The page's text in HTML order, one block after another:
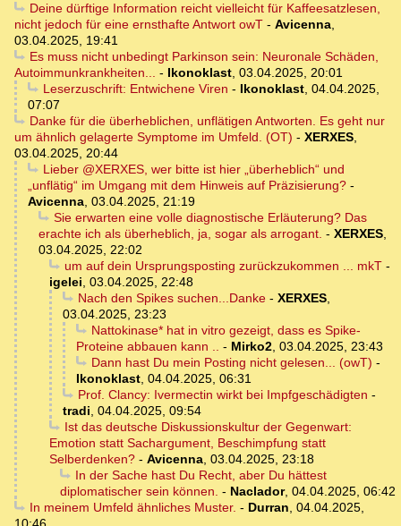
Deine dürftige Information reicht vielleicht für Kaffeesatzlesen,
nicht jedoch für eine ernsthafte Antwort owT - Avicenna,
03.04.2025, 19:41
Es muss nicht unbedingt Parkinson sein: Neuronale Schäden,
Autoimmunkrankheiten... - Ikonoklast, 03.04.2025, 20:01
Leserzuschrift: Entwichene Viren - Ikonoklast, 04.04.2025,
07:07
Danke für die überheblichen, unflätigen Antworten. Es geht nur
um ähnlich gelagerte Symptome im Umfeld. (OT) - XERXES,
03.04.2025, 20:44
Lieber @XERXES, wer bitte ist hier „überheblich“ und
„unflätig“ im Umgang mit dem Hinweis auf Präzisierung? -
Avicenna, 03.04.2025, 21:19
Sie erwarten eine volle diagnostische Erläuterung? Das
erachte ich als überheblich, ja, sogar als arrogant. - XERXES,
03.04.2025, 22:02
um auf dein Ursprungsposting zurückzukommen ... mkT-
igelei, 03.04.2025, 22:48
Nach den Spikes suchen...Danke- XERXES,
03.04.2025, 23:23
Nattokinase* hat in vitro gezeigt, dass es Spike-
Proteine abbauen kann .. - Mirko2, 03.04.2025, 23:43
Dann hast Du mein Posting nicht gelesen... (owT) -
Ikonoklast, 04.04.2025, 06:31
Prof. Clancy: Ivermectin wirkt bei Impfgeschädigten -
tradi, 04.04.2025, 09:54
Ist das deutsche Diskussionskultur der Gegenwart:
Emotion statt Sachargument, Beschimpfung statt
Selberdenken? - Avicenna, 03.04.2025, 23:18
In der Sache hast Du Recht, aber Du hättest
diplomatischer sein können. - Naclador, 04.04.2025, 06:42
In meinem Umfeld ähnliches Muster. - Durran, 04.04.2025,